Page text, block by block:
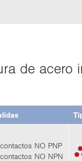
de acero
NO PNP
NO NPN